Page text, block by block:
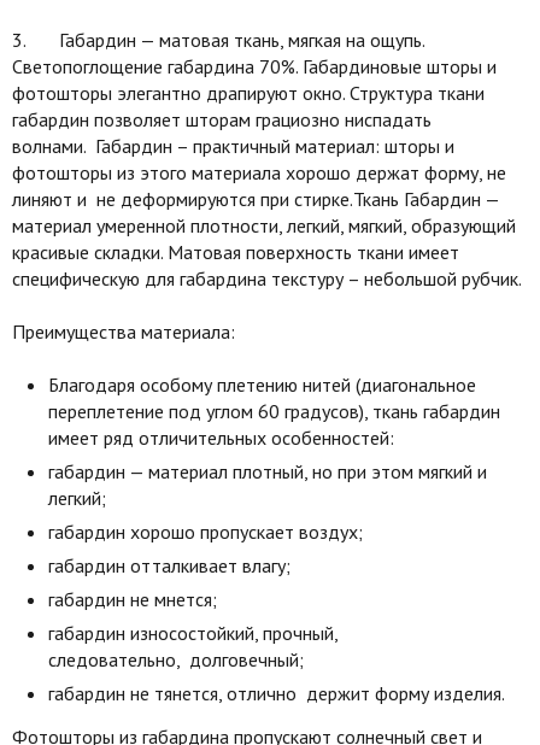
3. Габардин — матовая ткань, мягкая на ощупь.
Светопоглощение габардина 70%. Габардиновые шторы и
фотошторы элегантно драпируют окно. Структура ткани
габардин позволяет шторам грациозно ниспадать
волнами. Габардин – практичный материал: шторы и
фотошторы из этого материала хорошо держат форму, не
линяют и не деформируются при стирке.Ткань Габардин —
материал умеренной плотности, легкий, мягкий, образующий
красивые складки. Матовая поверхность ткани имеет
специфическую для габардина текстуру – небольшой рубчик.
Преимущества материала:
Благодаря особому плетению нитей (диагональное
переплетение под углом 60 градусов), ткань габардин
имеет ряд отличительных особенностей:
габардин — материал плотный, но при этом мягкий и
легкий;
габардин хорошо пропускает воздух;
габардин отталкивает влагу;
габардин не мнется;
габардин износостойкий, прочный,
следовательно, долговечный;
габардин не тянется, отлично держит форму изделия.
Фотошторы из габардина пропускают солнечный свет и